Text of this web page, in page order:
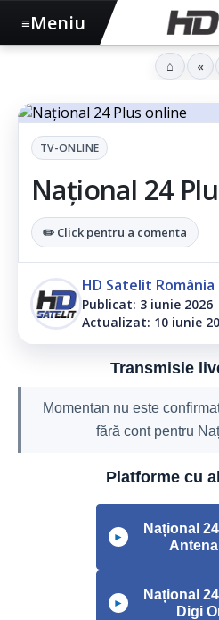
TV-ONLINE
Național 24
✏️ Click pentru a comenta
HD Satelit România
Publicat: 3 iunie 2026
Actualizat: 10 iunie
Transmisie
Momentan nu este
fără cont pentru
Platforme cu
►
Național
►
Național
Digi
≡Meniu
⌂ «